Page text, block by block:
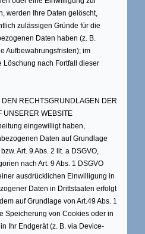
werden Ihre Daten gelöscht,
zulässigen Gründe für die
Daten haben (z. B.
Aufbewahrungsfristen); im
Löschung nach Fortfall dieser
RECHTSGRUNDLAGEN DER
UNSERER WEBSITE
eingewilligt haben,
Daten auf Grundlage
Art. 9 Abs. 2 lit. a DSGVO,
nach Art. 9 Abs. 1 DSGVO
ausdrücklichen Einwilligung in
Daten in Drittstaaten erfolgt
auf Grundlage von Art.49 Abs. 1
Speicherung von Cookies oder in
Ihr Endgerät (z. B. via Device-